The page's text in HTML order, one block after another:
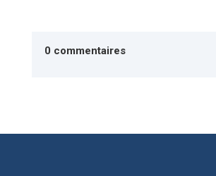
0 commentaires